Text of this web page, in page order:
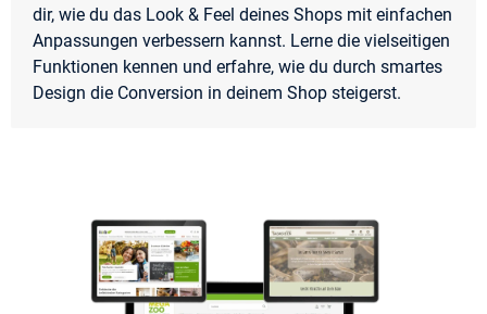
dir, wie du das Look & Feel deines Shops mit einfachen
Anpassungen verbessern kannst. Lerne die vielseitigen
Funktionen kennen und erfahre, wie du durch smartes
Design die Conversion in deinem Shop steigerst.